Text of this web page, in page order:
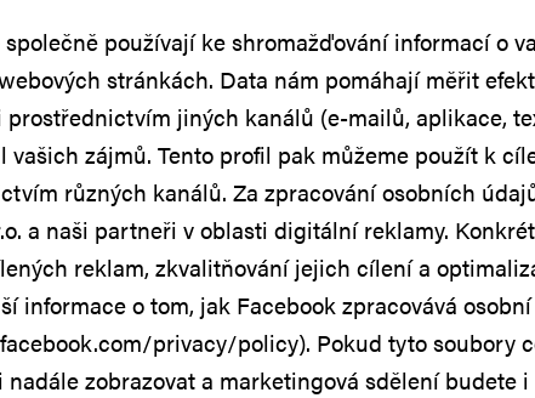
používají ke shromažďování informací o
stránkách. Data nám pomáhají měřit
jiných kanálů (e-mailů, aplikace,
zájmů. Tento profil pak můžeme použít k
různých kanálů. Za zpracování osobních
a naši partneři v oblasti digitální reklamy.
reklam, zkvalitňování jejich cílení a
informace o tom, jak Facebook zpracovává
privacy/policy). Pokud tyto soubory
zobrazovat a marketingová sdělení budete